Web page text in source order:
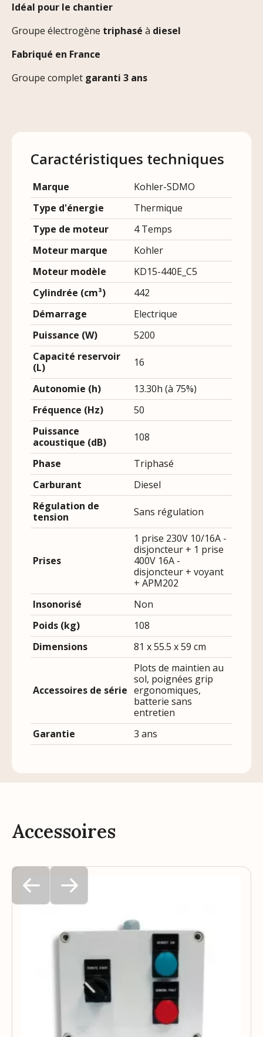
Idéal pour le chantier
Groupe électrogène triphasé à diesel
Fabriqué en France
Groupe complet garanti 3 ans
Caractéristiques techniques
Marque
Kohler-SDMO
Type d'énergie
Thermique
Type de moteur
4 Temps
Moteur marque
Kohler
Moteur modèle
KD15-440E_C5
Cylindrée (cm³)
442
Démarrage
Electrique
Puissance (W)
5200
Capacité reservoir
(L)
16
Autonomie (h)
13.30h (à 75%)
Fréquence (Hz)
50
Puissance
acoustique (dB)
108
Phase
Triphasé
Carburant
Diesel
Régulation de
tension
Sans régulation
Prises
1 prise 230V 10/16A -
disjoncteur + 1 prise
400V 16A -
disjoncteur + voyant
+ APM202
Insonorisé
Non
Poids (kg)
108
Dimensions
81 x 55.5 x 59 cm
Accessoires de série
Plots de maintien au
sol, poignées grip
ergonomiques,
batterie sans
entretien
Garantie
3 ans
Accessoires